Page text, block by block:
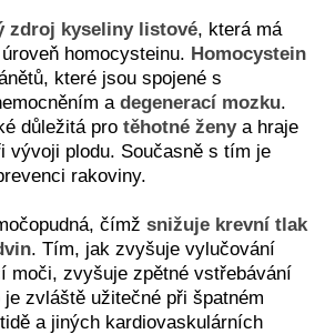
zdroj kyseliny listové, která má
homocysteinu. Homocystein
které jsou spojené s
a degenerací mozku.
důležitá pro těhotné ženya hraje
vývoji plodu. Současně s tím je
rakoviny.
čímž snižuje krevní tlak
. Tím, jak zvyšuje vylučování
moči, zvyšuje zpětné vstřebávání
zvláště užitečné při špatném
a jiných kardiovaskulárních